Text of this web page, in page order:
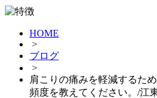
HOME
>
ブログ
>
肩こりの痛みを軽減するた
頻度を教えてください。/江